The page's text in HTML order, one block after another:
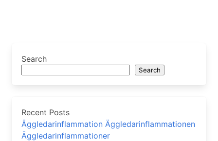
Search
Search
Recent Posts
Äggledarinflammation Äggledarinflammationen
Äggledarinflammationer